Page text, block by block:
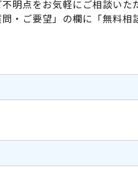
明点をお気軽にご相談いた
・ご要望」の欄に「無料相